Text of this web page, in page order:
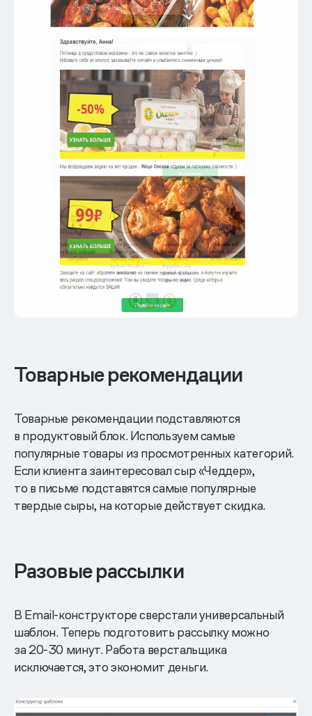
Товарные рекомендации
Товарные рекомендации подставляются
в продуктовый блок. Используем самые
популярные товары из просмотренных категорий.
Если клиента заинтересовал сыр «Чеддер»,
то в письме подставятся самые популярные
твердые сыры, на которые действует скидка.
Разовые рассылки
В Email-конструкторе сверстали универсальный
шаблон. Теперь подготовить рассылку можно
за 20-30 минут. Работа верстальщика
исключается, это экономит деньги.